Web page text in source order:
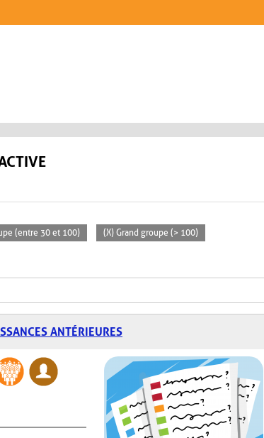
(entre 30 et 100) (X) Grand groupe (> 100)
ANTÉRIEURES